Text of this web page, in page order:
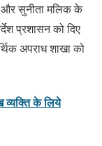
और सुनीता मलिक के
प्रशासन को दिए
अपराध शाखा को
व्यक्ति के लिये